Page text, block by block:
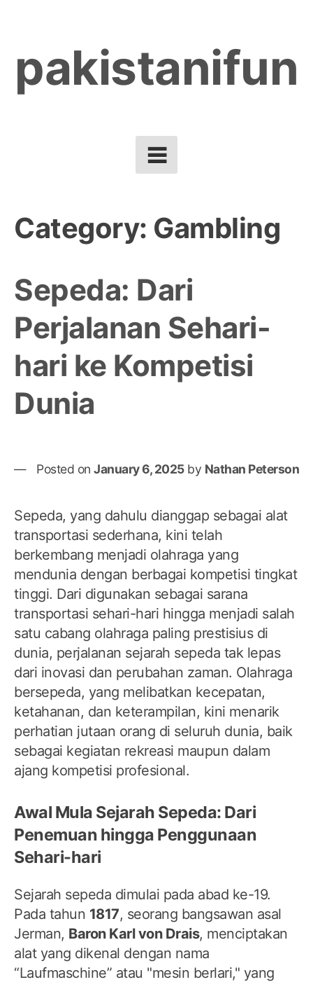
content
pakistanifun
Category: Gambling
Sepeda: Dari
Perjalanan Sehari-
hari ke Kompetisi
Dunia
Posted on January 6, 2025by Nathan Peterson
Sepeda, yang dahulu dianggap sebagai alat
transportasi sederhana, kini telah
berkembang menjadi olahraga yang
mendunia dengan berbagai kompetisi tingkat
tinggi. Dari digunakan sebagai sarana
transportasi sehari-hari hingga menjadi salah
satu cabang olahraga paling prestisius di
dunia, perjalanan sejarah sepeda tak lepas
dari inovasi dan perubahan zaman. Olahraga
bersepeda, yang melibatkan kecepatan,
ketahanan, dan keterampilan, kini menarik
perhatian jutaan orang di seluruh dunia, baik
sebagai kegiatan rekreasi maupun dalam
ajang kompetisi profesional.
Awal Mula Sejarah Sepeda: Dari
Penemuan hingga Penggunaan
Sehari-hari
Sejarah sepeda dimulai pada abad ke-19.
Pada tahun 1817, seorang bangsawan asal
Jerman, Baron Karl von Drais, menciptakan
alat yang dikenal dengan nama
“Laufmaschine” atau "mesin berlari," yang